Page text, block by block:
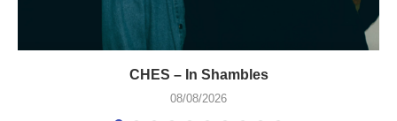
CHES – In Shambles
08/08/2026